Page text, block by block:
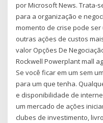
por Microsoft News. Trata-
para a organização e
momento de crise pode
outras ações de custos
valor Opções De
Rockwell Powerplant mall
Se você ficar em um sem
para um que tenha.
e disponibilidade de
um mercado de ações
clubes de investimento,